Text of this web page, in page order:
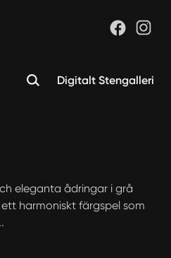
Digitalt Stengalleri
eleganta ådringar i grå
harmoniskt färgspel som